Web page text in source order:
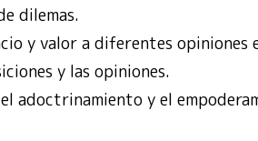
dilemas.
y valor a diferentes opiniones
y las opiniones.
adoctrinamiento y el